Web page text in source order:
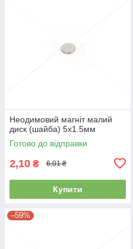
Неодимовий магніт малий
диск (шайба) 5х1.5мм
Готово до відправки
2,10 ₴ 6,01 ₴
Купити
–59%